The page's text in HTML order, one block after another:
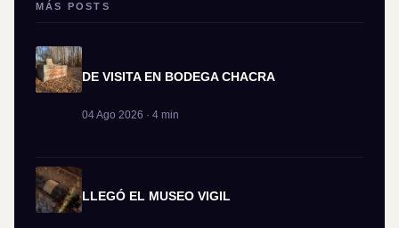
MÁS POSTS
DE VISITA EN BODEGA CHACRA
04 Ago 2026 · 4 min
LLEGÓ EL MUSEO VIGIL